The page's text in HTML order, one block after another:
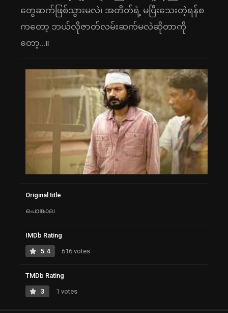
တွေဆက်ဖြစ်သွားမလဲ၊ အတိတ်ရဲ့ မပြီးသေးတဲ့ရန်စ
ကတော့ ဘယ်လိုဇာတ်လမ်းဆက်မလဲဆိုတာကို
တော့…။
Original title
പൊങ്കാല
IMDb Rating
5.4 616 votes
TMDb Rating
3 1 votes